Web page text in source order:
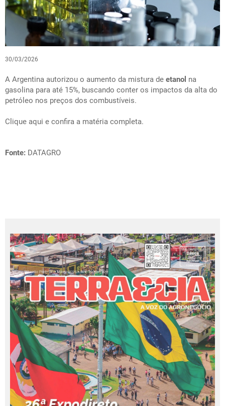
30/03/2026
A Argentina autorizou o aumento da mistura de etanol na
gasolina para até 15%, buscando conter os impactos da alta do
petróleo nos preços dos combustíveis.
Clique aqui e confira a matéria completa.
Fonte: DATAGRO